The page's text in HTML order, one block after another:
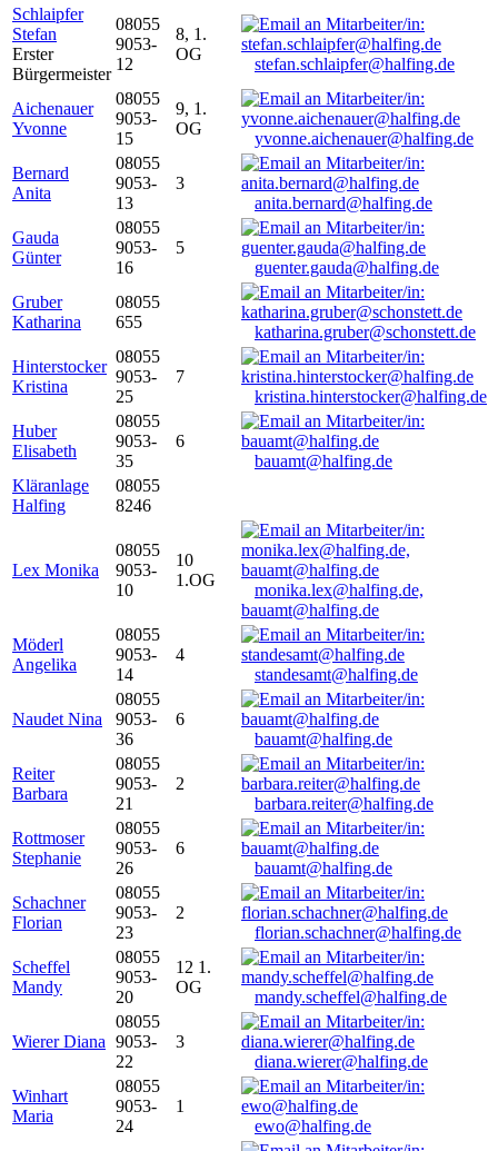
Schlaipfer
Stefan
Erster
Bürgermeister
08055
9053-
12
8, 1.
OG
stefan.schlaipfer@halfing.de
Aichenauer
Yvonne
08055
9053-
15
9, 1.
OG
yvonne.aichenauer@halfing.de
Bernard
Anita
08055
9053-
13
3
anita.bernard@halfing.de
Gauda
Günter
08055
9053-
16
5
guenter.gauda@halfing.de
Gruber
Katharina
08055
655
katharina.gruber@schonstett.de
Hinterstocker
Kristina
08055
9053-
25
7
kristina.hinterstocker@halfing.de
Huber
Elisabeth
08055
9053-
35
6
bauamt@halfing.de
Kläranlage
Halfing
08055
8246
Lex Monika
08055
9053-
10
10
1.OG
monika.lex@halfing.de,
bauamt@halfing.de
Möderl
Angelika
08055
9053-
14
4
standesamt@halfing.de
Naudet Nina
08055
9053-
36
6
bauamt@halfing.de
Reiter
Barbara
08055
9053-
21
2
barbara.reiter@halfing.de
Rottmoser
Stephanie
08055
9053-
26
6
bauamt@halfing.de
Schachner
Florian
08055
9053-
23
2
florian.schachner@halfing.de
Scheffel
Mandy
08055
9053-
20
12 1.
OG
mandy.scheffel@halfing.de
Wierer Diana
08055
9053-
22
3
diana.wierer@halfing.de
Winhart
Maria
08055
9053-
24
1
ewo@halfing.de